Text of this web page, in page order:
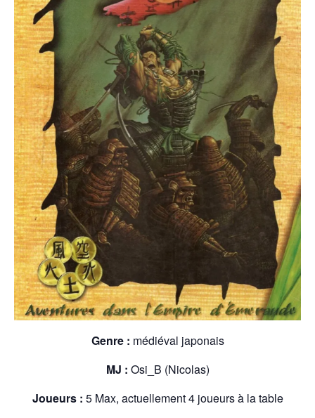
Genre : médiéval japonais
MJ : Osi_B (Nicolas)
Joueurs : 5 Max, actuellement 4 joueurs à la table